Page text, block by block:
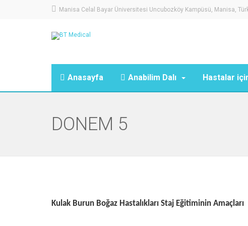
Manisa Celal Bayar Üniversitesi Uncubozköy Kampüsü, Manisa,
Anasayfa Anabilim Dalı Hastalar
DÖNEM 5
Kulak Burun Boğaz Hastalıkları Staj Eğitiminin Amaçları